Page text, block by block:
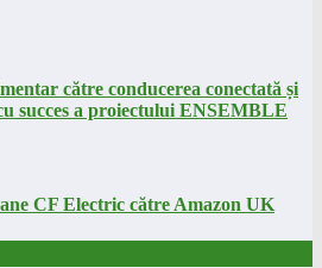
către conducerea conectată și
succes a proiectului ENSEMBLE
CF Electric către Amazon UK